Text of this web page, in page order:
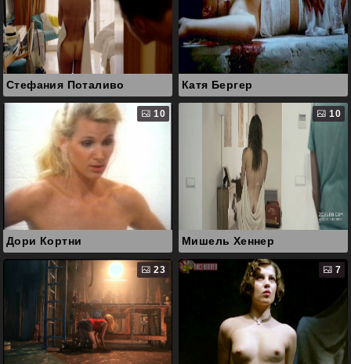
Стефания Поталиво Катя Бергер
10
Дори Кортни
10
Мишель Хеннер
23 7